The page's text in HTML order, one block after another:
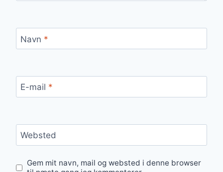
Navn *
E-mail *
Websted
Gem mit navn, mail og websted i denne browser